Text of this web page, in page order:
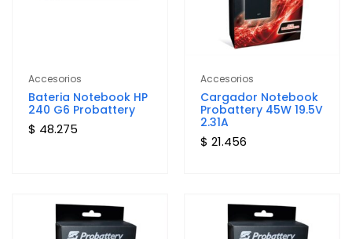
Accesorios
Bateria Notebook HP
240 G6 Probattery
$ 48.275
Accesorios
Cargador Notebook
Probattery 45W 19.5V
2.31A
$ 21.456